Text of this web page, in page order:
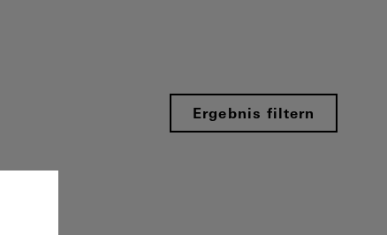
Ergebnis filtern